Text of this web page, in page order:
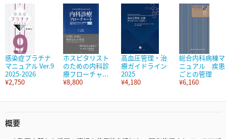
感染症プラチナ
マニュアル Ver.9
2025-2026
¥2,750
ホスピタリスト
のための内科診
療フローチャ...
¥8,800
高血圧管理・治
療ガイドライン
2025
¥4,180
総合内科病棟マ
ニュアル 疾患
ごとの管理
¥6,160
概要